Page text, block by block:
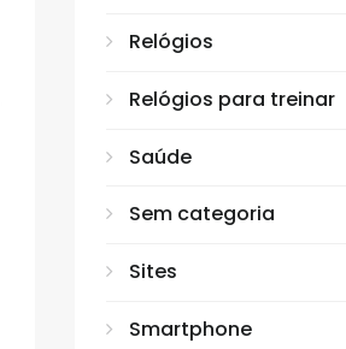
Relógios
Relógios para treinar
Saúde
Sem categoria
Sites
Smartphone